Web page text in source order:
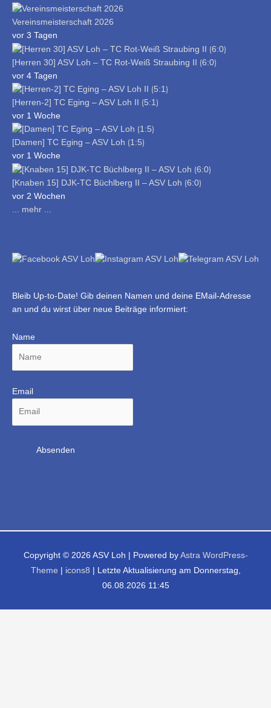
Vereinsmeisterschaft 2026
vor 3 Tagen
[Herren 30] ASV Loh – TC Rot-Weiß Straubing II ⟮6:0⟯
vor 4 Tagen
[Herren-2] TC Eging – ASV Loh II ⟮5:1⟯
vor 1 Woche
[Damen] TC Eging – ASV Loh ⟮1:5⟯
vor 1 Woche
[Knaben 15] DJK-TC Büchlberg II – ASV Loh ⟮6:0⟯
vor 2 Wochen
... mehr ...
Bleib Up-to-Date! Gib deinen Namen und deine EMail-Adresse
an und du wirst über neue Beiträge informiert:
Name
Email
Copyright © 2026 ASV Loh | Powered by Astra WordPress-
Theme
icons8 | Letzte Aktualisierung am Donnerstag,
06.08.2026 11:45